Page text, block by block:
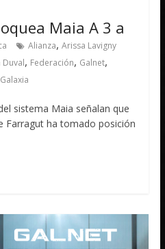
Maia A 3 a
Alianza,Arissa Lavigny
Duval, Federación, Galnet,
sistema Maia señalan que
Farragut ha tomado posición